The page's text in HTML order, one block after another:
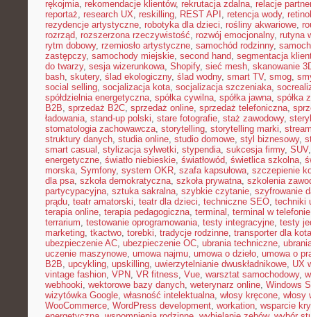
rękojmia, rekomendacje klientów, rekrutacja zdalna, relacje
reportaż, research UX, reskilling, REST API , retencja wody, retinol
rezydencje artystyczne, robotyka dla dzieci, rośliny akwariowe,
rozrząd, rozszerzona rzeczywistość, rozwój emocjonalny, rutyna
rytm dobowy, rzemiosło artystyczne, samochód rodzinny,
zastępczy, samochody miejskie, second hand, segmentacja
do twarzy, sesja wizerunkowa, Shopify, sieć mesh, skanowanie
bash, skutery, ślad ekologiczny, ślad wodny, smart TV, smog,
social selling, socjalizacja kota, socjalizacja szczeniaka,
spółdzielnia energetyczna, spółka cywilna, spółka jawna, spółka
B2B, sprzedaż B2C, sprzedaż online, sprzedaż telefoniczna,
ładowania, stand-up polski, stare fotografie, staż zawodowy,
stomatologia zachowawcza, storytelling, storytelling marki,
struktury danych, studia online, studio domowe, styl biznesowy,
smart casual , stylizacja sylwetki, stypendia, sukcesja firmy, SUV
energetyczne, światło niebieskie, światłowód, świetlica szkolna,
morska, Symfony, system OKR, szafa kapsułowa, szczepienie
dla psa, szkoła demokratyczna, szkoła prywatna, szkolenia
partycypacyjna, sztuka sakralna, szybkie czytanie, szyfrowanie
prądu, teatr amatorski, teatr dla dzieci, techniczne SEO, techniki
terapia online, terapia pedagogiczna, terminal , terminal w telefonie
terrarium, testowanie oprogramowania, testy integracyjne, testy
marketing, tkactwo, torebki, tradycje rodzinne, transporter dla kota
ubezpieczenie AC, ubezpieczenie OC, ubrania techniczne,
uczenie maszynowe, umowa najmu, umowa o dzieło, umowa o
B2B, upcykling, upskilling, uwierzytelnianie dwuskładnikowe, UX
vintage fashion, VPN, VR fitness, Vue, warsztat samochodowy,
webhooki, wektorowe bazy danych, weterynarz online, Windows
wizytówka Google, własność intelektualna, włosy kręcone, włosy
WooCommerce, WordPress development, workation, wsparcie